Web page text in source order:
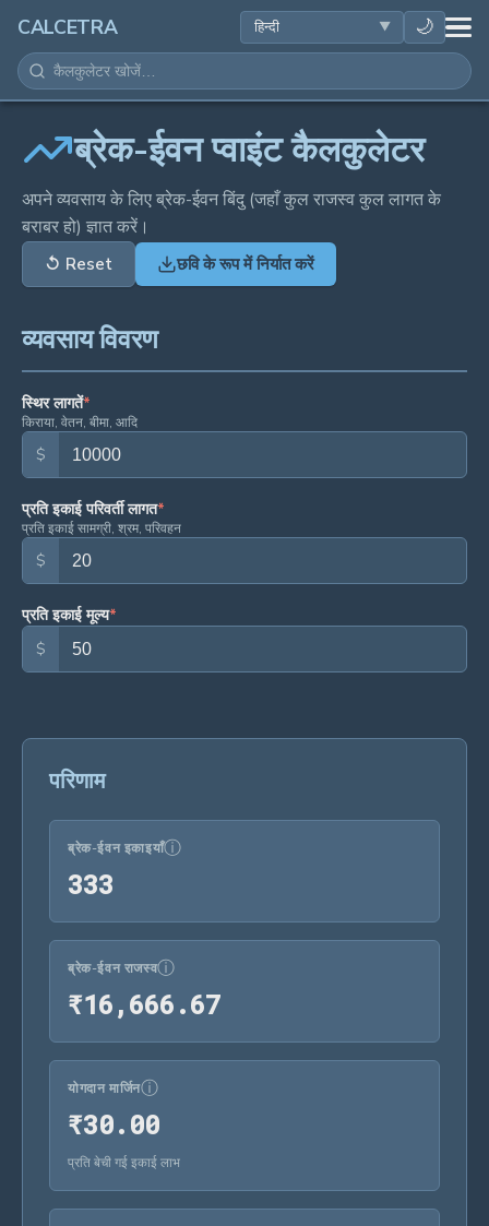
CALCETRA 🌙
गणित
रूपांतरण
विज्ञान
दैनिक
ब्रेक-ईवन प्वाइंट कैलकुलेटर
अपने व्यवसाय के लिए ब्रेक-ईवन बिंदु (जहाँ कुल राजस्व कुल लागत के
बराबर हो) ज्ञात करें।
↺ Reset छवि के रूप में निर्यात करें
व्यवसाय विवरण
स्थिर लागतें*
किराया, वेतन, बीमा, आदि
$
प्रति इकाई परिवर्ती लागत*
प्रति इकाई सामग्री, श्रम, परिवहन
$
प्रति इकाई मूल्य*
$
परिणाम
ब्रेक-ईवन इकाइयाँⓘ
333
ब्रेक-ईवन राजस्वⓘ
₹16,666.67₹16,666.67
योगदान मार्जिनⓘ
₹30.00₹30.00
प्रति बेची गई इकाई लाभ